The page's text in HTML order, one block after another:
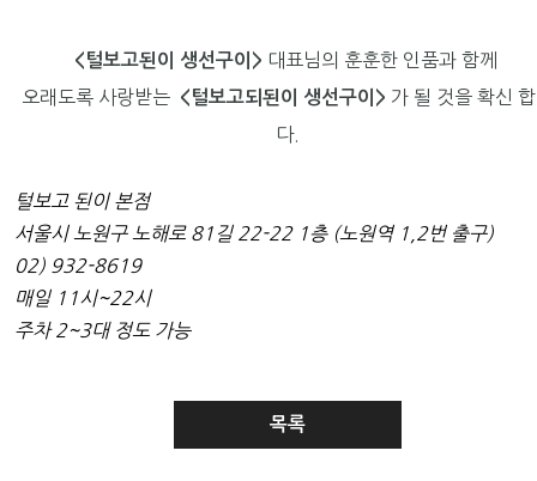
<털보고된이 생선구이> 대표님의 훈훈한 인품과 함께
오래도록 사랑받는 <털보고되된이 생선구이> 가 될 것을 확신
다.
털보고 된이 본점
서울시 노원구 노해로 81길 22-22 1층 (노원역 1,2번 출구)
02) 932-8619
매일 11시~22시
주차 2~3대 정도 가능
목록